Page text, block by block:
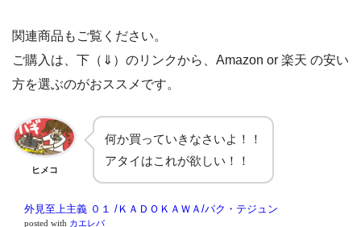
関連商品もご覧ください。
ご購入は、下（⇓）のリンクから、Amazon or 楽天 の安い
方を選ぶのがおススメです。
ヒメコ
何か買っていきなさいよ！！
アタイはこれが欲しい！！
外見至上主義 ０１ /ＫＡＤＯＫＡＷＡ/パク・テジュン
posted with カエレバ